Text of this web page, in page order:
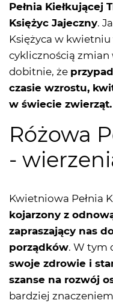
Pełnia Kiełkującej
Księżyc Jajeczny.
Księżyca w kwietniu
cyklicznością zmian
dobitnie, że
czasie wzrostu,
w świecie zwierząt.
Różowa
-
Kwietniowa Pełnia
kojarzony z
zapraszający nas
porządków. W tym
swoje zdrowie i
szanse na rozwój
bardziej